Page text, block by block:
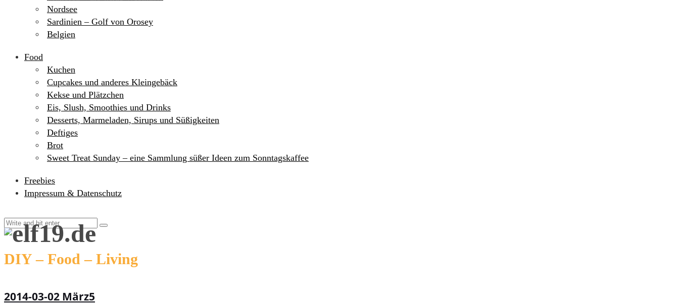
Nordsee
Sardinien – Golf von Orosey
Belgien
Food
Kuchen
Cupcakes und anderes Kleingebäck
Kekse und Plätzchen
Eis, Slush, Smoothies und Drinks
Desserts, Marmeladen, Sirups und Süßigkeiten
Deftiges
Brot
Sweet Treat Sunday – eine Sammlung süßer Ideen zum Sonntagskaffee
Freebies
Impressum & Datenschutz
DIY – Food – Living
2014-03-02 März5